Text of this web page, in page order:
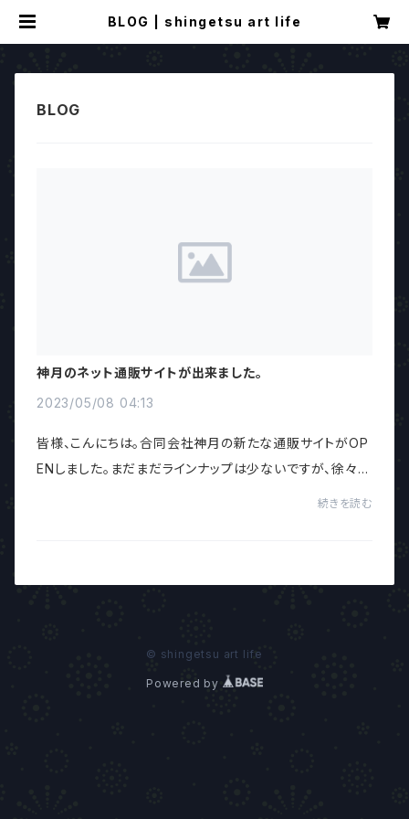
BLOG | shingetsu art life
神月のネット通販サイトが出来ました。
2023/05/08 04:13
皆様、こんにちは。合同会社神月の新たな通販サイトがOP
ENしました。まだまだラインナップは少ないですが、徐々に
続きを読む
© shingetsu art life
Powered by